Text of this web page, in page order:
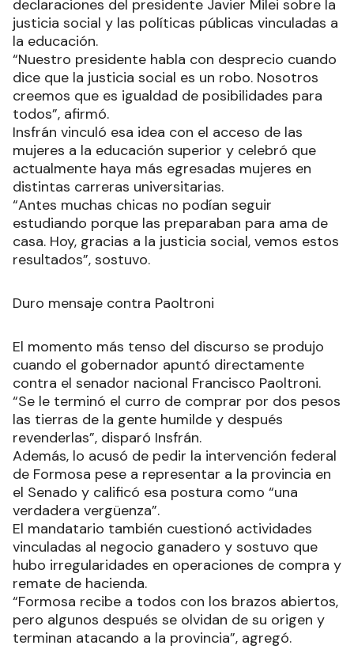
declaraciones del presidente Javier Milei sobre la
justicia social y las políticas públicas vinculadas a
la educación.
“Nuestro presidente habla con desprecio cuando
dice que la justicia social es un robo. Nosotros
creemos que es igualdad de posibilidades para
todos”, afirmó.
Insfrán vinculó esa idea con el acceso de las
mujeres a la educación superior y celebró que
actualmente haya más egresadas mujeres en
distintas carreras universitarias.
“Antes muchas chicas no podían seguir
estudiando porque las preparaban para ama de
casa. Hoy, gracias a la justicia social, vemos estos
resultados”, sostuvo.
Duro mensaje contra Paoltroni
El momento más tenso del discurso se produjo
cuando el gobernador apuntó directamente
contra el senador nacional Francisco Paoltroni.
“Se le terminó el curro de comprar por dos pesos
las tierras de la gente humilde y después
revenderlas”, disparó Insfrán.
Además, lo acusó de pedir la intervención federal
de Formosa pese a representar a la provincia en
el Senado y calificó esa postura como “una
verdadera vergüenza”.
El mandatario también cuestionó actividades
vinculadas al negocio ganadero y sostuvo que
hubo irregularidades en operaciones de compra y
remate de hacienda.
“Formosa recibe a todos con los brazos abiertos,
pero algunos después se olvidan de su origen y
terminan atacando a la provincia”, agregó.